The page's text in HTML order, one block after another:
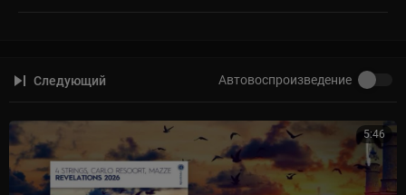
Следующий Автовоспроизведение
5:46